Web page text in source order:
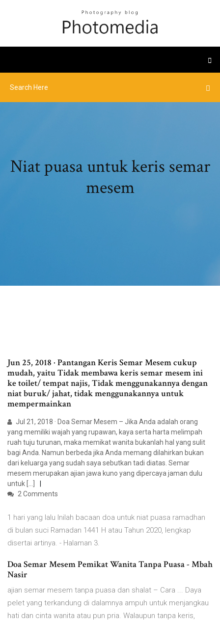
Niat puasa untuk keris semar
mesem
Jun 25, 2018 · Pantangan Keris Semar Mesem cukup
mudah, yaitu Tidak membawa keris semar mesem ini
ke toilet/ tempat najis, Tidak menggunakannya dengan
niat buruk/ jahat, tidak menggunakannya untuk
mempermainkan
Jul 21, 2018 · Doa Semar Mesem – Jika Anda adalah orang
yang memiliki wajah yang rupawan, kaya serta harta melimpah
ruah tuju turunan, maka memikat wanita bukanlah hal yang sulit
bagi Anda. Namun berbeda jika Anda memang dilahirkan bukan
dari keluarga yang sudah saya sebutkan tadi diatas. Semar
mesem merupakan ajian jawa kuno yang dipercaya jaman dulu
untuk […]
2 Comments
1 hari yang lalu Inilah bacaan doa untuk niat puasa ramadhan
di bulan suci Ramadan 1441 H atau Tahun 2020, lengkap
disertai artinya. - Halaman 3.
Doa Semar Mesem Pemikat Wanita Tanpa Puasa - Mbah
Nasir
ajian semar mesem tanpa puasa dan shalat – Cara ... Daya
pelet yang terkandung di dalamnya ampuh untuk menjangkau
hati dan cinta wanita atau pun pria. Walaupun tanpa keris,